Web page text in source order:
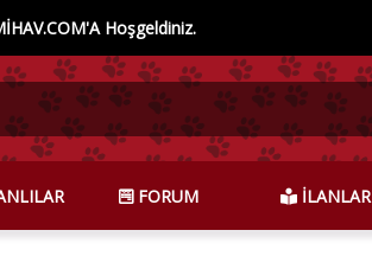
Hoşgeldiniz.
FORUM İLANLAR